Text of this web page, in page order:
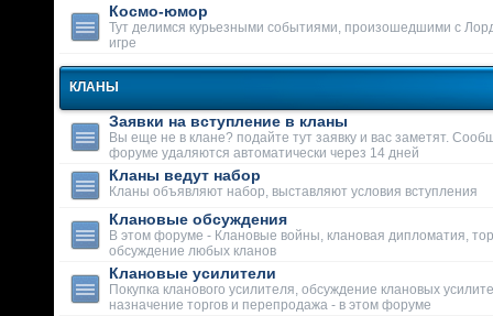
Космо-юмор
Тут делимся курьезными событиями, произошедшими с
игре
КЛАНЫ
Заявки на вступление в кланы
Вы еще не в клане? подайте тут заявку и вас заметят.
форуме удаляются автоматически через 14 дней
Кланы ведут набор
Кланы объявляют набор, выставляют условия вступления
Клановые обсуждения
В этом форуме - Клановые войны, клановая дипломатия,
обсуждение любых кланов
Клановые усилители
Покупка кланового усилителя, обсуждение клановых
назначение торгов и перепродажа - в этом форуме